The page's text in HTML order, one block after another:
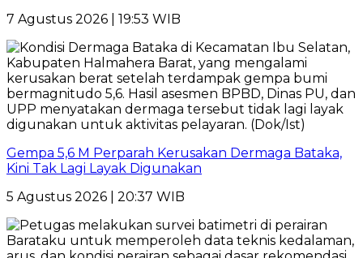
7 Agustus 2026 | 19:53 WIB
Gempa 5,6 M Perparah Kerusakan Dermaga Bataka,
Kini Tak Lagi Layak Digunakan
5 Agustus 2026 | 20:37 WIB